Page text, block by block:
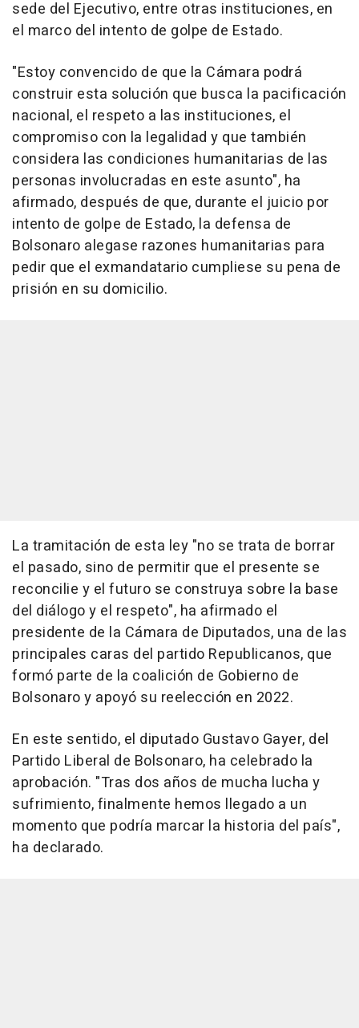
sede del Ejecutivo, entre otras instituciones, en
el marco del intento de golpe de Estado.
"Estoy convencido de que la Cámara podrá
construir esta solución que busca la pacificación
nacional, el respeto a las instituciones, el
compromiso con la legalidad y que también
considera las condiciones humanitarias de las
personas involucradas en este asunto", ha
afirmado, después de que, durante el juicio por
intento de golpe de Estado, la defensa de
Bolsonaro alegase razones humanitarias para
pedir que el exmandatario cumpliese su pena de
prisión en su domicilio.
La tramitación de esta ley "no se trata de borrar
el pasado, sino de permitir que el presente se
reconcilie y el futuro se construya sobre la base
del diálogo y el respeto", ha afirmado el
presidente de la Cámara de Diputados, una de las
principales caras del partido Republicanos, que
formó parte de la coalición de Gobierno de
Bolsonaro y apoyó su reelección en 2022.
En este sentido, el diputado Gustavo Gayer, del
Partido Liberal de Bolsonaro, ha celebrado la
aprobación. "Tras dos años de mucha lucha y
sufrimiento, finalmente hemos llegado a un
momento que podría marcar la historia del país",
ha declarado.